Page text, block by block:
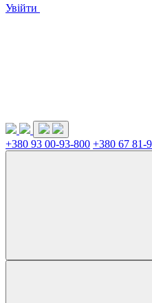
Увійти
+380 93 00-93-800 +380 67 81-